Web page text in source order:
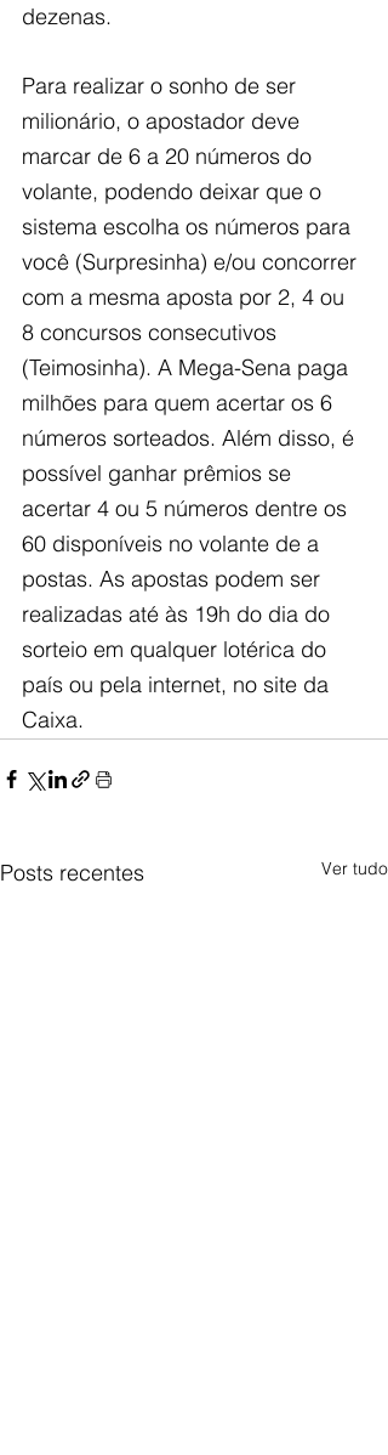
dezenas.
Para realizar o sonho de ser
milionário, o apostador deve
marcar de 6 a 20 números do
volante, podendo deixar que o
sistema escolha os números para
você (Surpresinha) e/ou concorrer
com a mesma aposta por 2, 4 ou
8 concursos consecutivos
(Teimosinha). A Mega-Sena paga
milhões para quem acertar os 6
números sorteados. Além disso, é
possível ganhar prêmios se
acertar 4 ou 5 números dentre os
60 disponíveis no volante de a​
postas. As apostas podem ser
realizadas até às 19h do dia do
sorteio em qualquer lotérica do
país ou pela internet, no site da
Caixa.
Posts recentes Ver tudo